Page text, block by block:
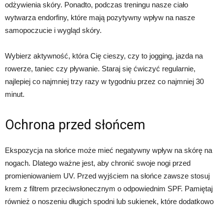
odżywienia skóry. Ponadto, podczas treningu nasze ciało
wytwarza endorfiny, które mają pozytywny wpływ na nasze
samopoczucie i wygląd skóry.
Wybierz aktywność, która Cię cieszy, czy to jogging, jazda na
rowerze, taniec czy pływanie. Staraj się ćwiczyć regularnie,
najlepiej co najmniej trzy razy w tygodniu przez co najmniej 30
minut.
Ochrona przed słońcem
Ekspozycja na słońce może mieć negatywny wpływ na skórę na
nogach. Dlatego ważne jest, aby chronić swoje nogi przed
promieniowaniem UV. Przed wyjściem na słońce zawsze stosuj
krem z filtrem przeciwsłonecznym o odpowiednim SPF. Pamiętaj
również o noszeniu długich spodni lub sukienek, które dodatkowo